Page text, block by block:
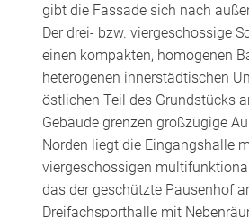
gibt die Fassade sich nach
Der drei- bzw. viergeschossige
einen kompakten, homogenen
heterogenen innerstädtischen
östlichen Teil des Grundstücks
Gebäude grenzen großzügige
Norden liegt die Eingangshalle
viergeschossigen
das der geschützte Pausenhof
Dreifachsporthalle mit